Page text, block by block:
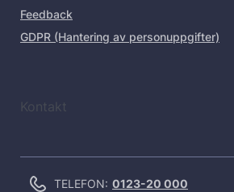
Feedback
GDPR (Hantering av personuppgifter)
Kontakt
TELEFON: 0123-20 000